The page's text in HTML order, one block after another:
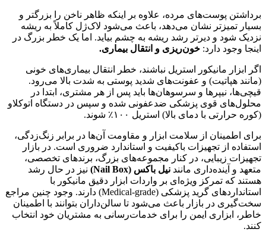
برداشتن پوست‌های مرده، علاوه بر اینکه ظاهر ناخن را بزرگتر و
بسیار تمیزتر نشان می‌دهد، باعث می‌شود لاک‌ژل کاملاً به ریشه
نزدیک شود و دیرتر رشد ریشه به چشم بیاید. اما یک خطر بزرگ در
اینجا وجود دارد: خون‌ریزی و انتقال بیماری.
اگر ابزار مانیکور استریل نباشند، خطر انتقال بیماری‌های خونی
(مانند هپاتیت) و عفونت‌های شدید پوستی به شدت بالا می‌رود.
قیچی‌ها، نیپرها و سرسوهان‌ها باید پس از هر مشتری، ابتدا در
محلول‌های قوی پزشکی ضدعفونی شده و سپس در دستگاه اتوکلاو
(کوره حرارتی با دمای بالا) استریل ۱۰۰٪ شوند.
برای اطمینان از سلامت ابزار و مقاومت آن‌ها در برابر زنگ‌زدگی،
استفاده از تجهیزات باکیفیت و استاندارد ضروری است. در بازار
تجهیزات زیبایی، در کنار مجموعه‌های بزرگ، برندهای تخصصی،
متعهد و آینده‌داری مانند نیل باکس (Nail Box)
نیز در حال رشد
هستند که تمرکز ویژه‌ای بر واردات ابزار دقیق مانیکور با
استانداردهای گرید پزشکی (Medical-grade) دارند. وجود چنین مراجع
سخت‌گیری در بازار باعث می‌شود تا سالن‌داران بتوانند با اطمینان
خاطر، ابزاری ایمن را برای خدمات‌رسانی به مشتریان خود انتخاب
کنند.